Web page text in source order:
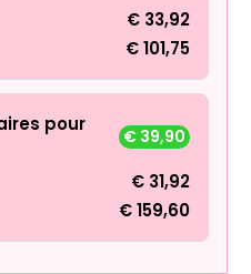
€ 33,92
€101,75
pour
€ 39,90
€ 31,92
€159,60